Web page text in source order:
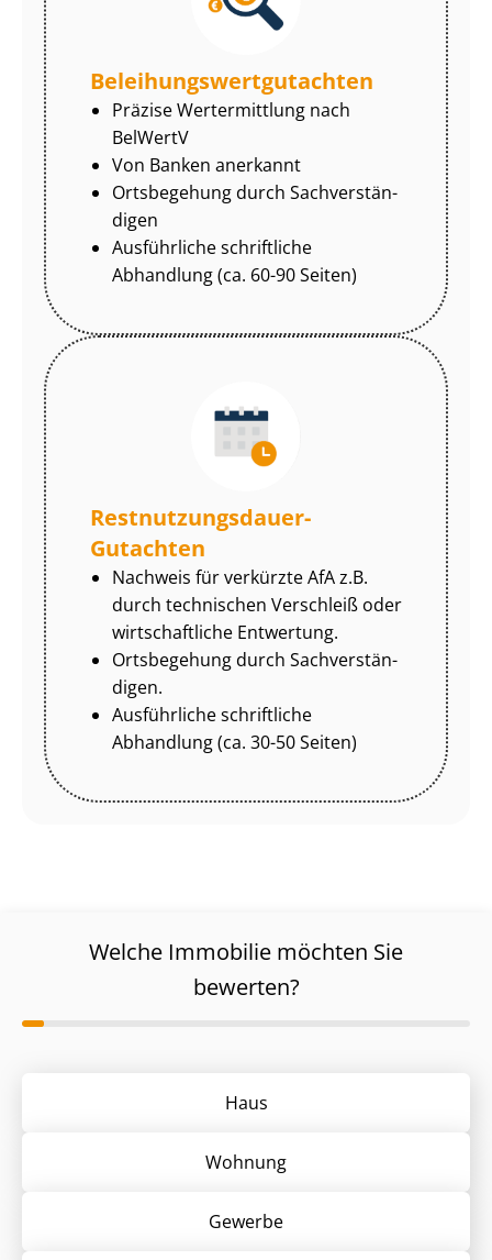
Be­lei­hungs­wert­gut­ach­ten
Präzise Wertermittlung nach
BelWertV
Von Banken anerkannt
Ortsbegehung durch Sach­ver­stän­
di­gen
Ausführliche schriftliche
Abhandlung (ca. 60-90 Seiten)
Rest­nut­zungs­dau­er-
Gutachten
Nachweis für verkürzte AfA z.B.
durch technischen Verschleiß oder
wirtschaftliche Entwertung.
Ortsbegehung durch Sach­ver­stän­
di­gen.
Ausführliche schriftliche
Abhandlung (ca. 30-50 Seiten)
Welche Immobilie möchten Sie
bewerten?
Haus
Wohnung
Gewerbe